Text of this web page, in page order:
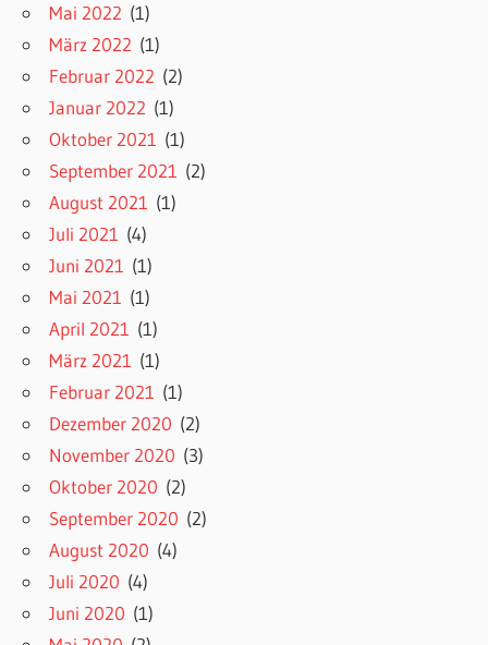
Mai 2022 (1)
März 2022 (1)
Februar 2022 (2)
Januar 2022 (1)
Oktober 2021 (1)
September 2021 (2)
August 2021 (1)
Juli 2021 (4)
Juni 2021 (1)
Mai 2021 (1)
April 2021 (1)
März 2021 (1)
Februar 2021 (1)
Dezember 2020 (2)
November 2020 (3)
Oktober 2020 (2)
September 2020 (2)
August 2020 (4)
Juli 2020 (4)
Juni 2020 (1)